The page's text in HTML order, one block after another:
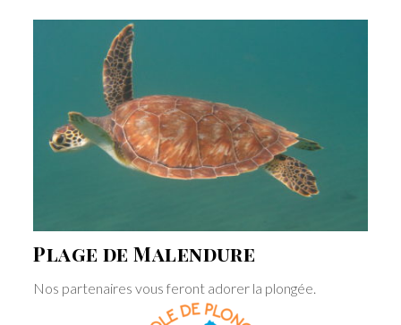
Plage de Malendure
Nos partenaires vous feront adorer la plongée.